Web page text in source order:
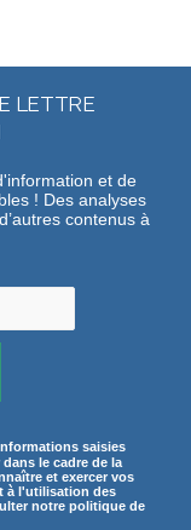
LETTRE
et de
! Des analyses
contenus à
saisies
le cadre de la
et exercer vos
à l'utilisation des
notre politique de